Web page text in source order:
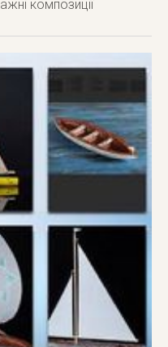
композиції